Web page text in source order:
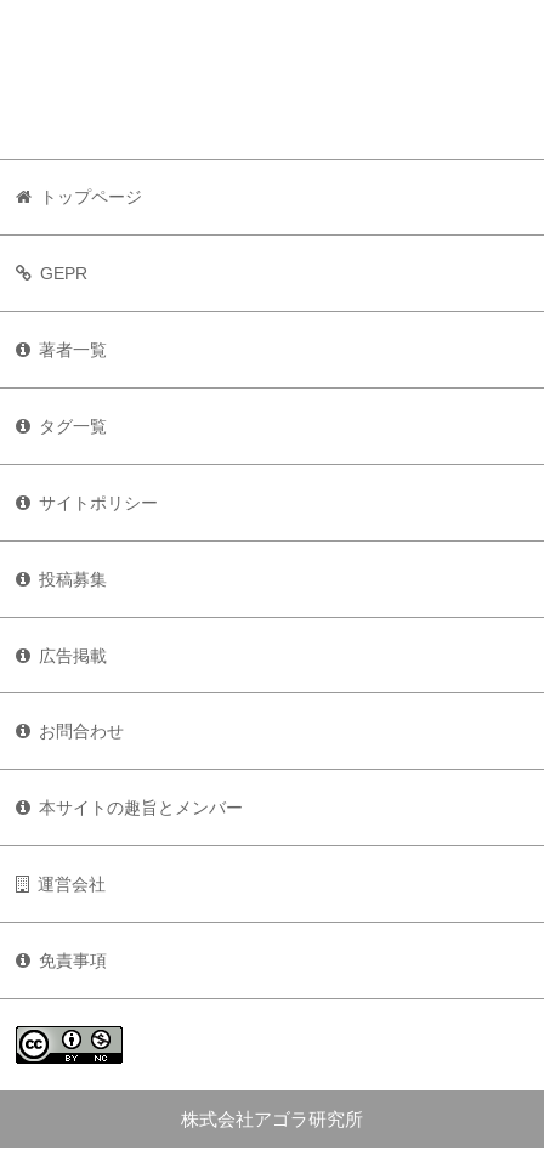
トップページ
GEPR
著者一覧
タグ一覧
サイトポリシー
投稿募集
広告掲載
お問合わせ
本サイトの趣旨とメンバー
運営会社
免責事項
株式会社アゴラ研究所